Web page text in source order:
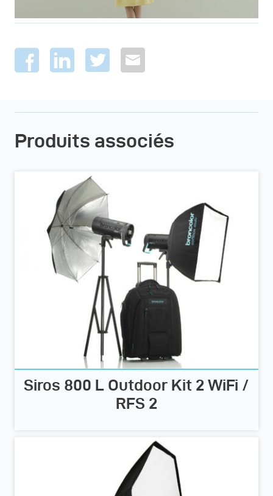
Produits associés
Siros 800 L Outdoor Kit 2 WiFi /
RFS 2